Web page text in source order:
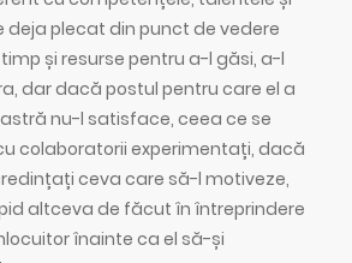
deja plecat din punct de vedere
și resurse pentru a-l găsi, a-l
dar dacă postul pentru care el a
nu-l satisface, ceea ce se
colaboratorii experimentați, dacă
ceva care să-l motiveze,
altceva de făcut în întreprindere
înainte ca el să-și